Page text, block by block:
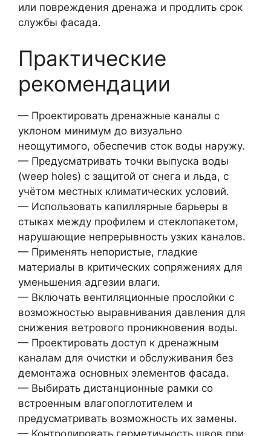
или повреждения дренажа и продлить срок
службы фасада.
Практические
рекомендации
— Проектировать дренажные каналы с
уклоном минимум до визуально
неощутимого, обеспечив сток воды наружу.
— Предусматривать точки выпуска воды
(weep holes) с защитой от снега и льда, с
учётом местных климатических условий.
— Использовать капиллярные барьеры в
стыках между профилем и стеклопакетом,
нарушающие непрерывность узких каналов.
— Применять непористые, гладкие
материалы в критических сопряжениях для
уменьшения адгезии влаги.
— Включать вентиляционные прослойки с
возможностью выравнивания давления для
снижения ветрового проникновения воды.
— Проектировать доступ к дренажным
каналам для очистки и обслуживания без
демонтажа основных элементов фасада.
— Выбирать дистанционные рамки со
встроенным влагопоглотителем и
предусматривать возможность их замены.